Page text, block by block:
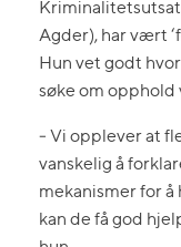
Agder), har vært
Hun vet godt
søke om opphold
‒ Vi opplever at
vanskelig å
mekanismer for
kan de få god